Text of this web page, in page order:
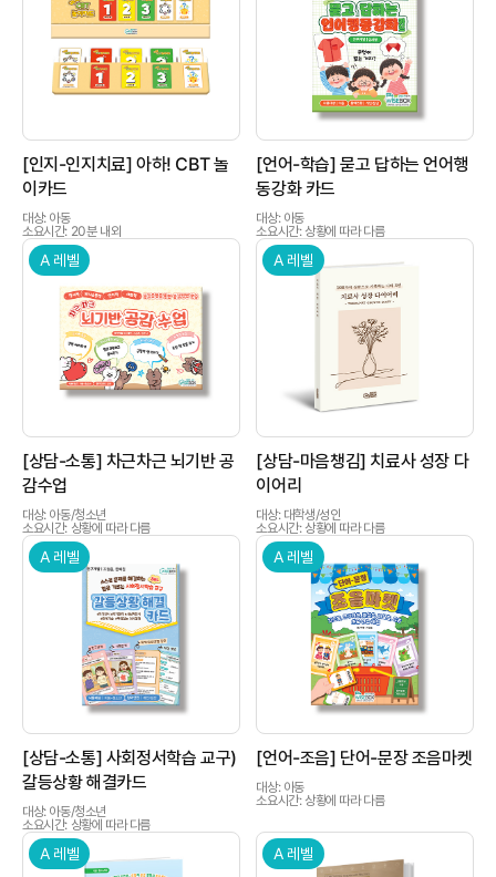
상품이미지
[인지-인지치료] 아하! CBT 놀
이카드
대상: 아동
소요시간: 20분 내외
상품이미지
[언어-학습] 묻고 답하는 언어행
동강화 카드
대상: 아동
소요시간: 상황에 따라 다름
상품이미지
A 레벨
[상담-소통] 차근차근 뇌기반 공
감수업
대상: 아동/청소년
소요시간: 상황에 따라 다름
상품이미지
A 레벨
[상담-마음챙김] 치료사 성장 다
이어리
대상: 대학생/성인
소요시간: 상황에 따라 다름
상품이미지
A 레벨
[상담-소통] 사회정서학습 교구)
갈등상황 해결카드
대상: 아동/청소년
소요시간: 상황에 따라 다름
상품이미지
A 레벨
[언어-조음] 단어-문장 조음마켓
대상: 아동
소요시간: 상황에 따라 다름
A 레벨 A 레벨